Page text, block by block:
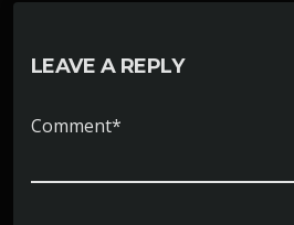
LEAVE A REPLY
Comment*